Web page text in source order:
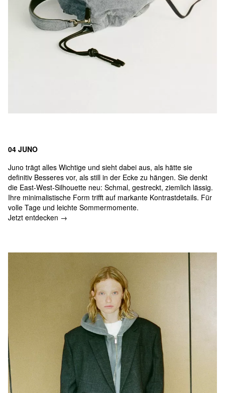
04 JUNO
Juno trägt alles Wichtige und sieht dabei aus, als hätte sie
definitiv Besseres vor, als still in der Ecke zu hängen. Sie denkt
die East‑West‑Silhouette neu: Schmal, gestreckt, ziemlich lässig.
Ihre minimalistische Form trifft auf markante Kontrastdetails. Für
volle Tage und leichte Sommermomente.
Jetzt entdecken →